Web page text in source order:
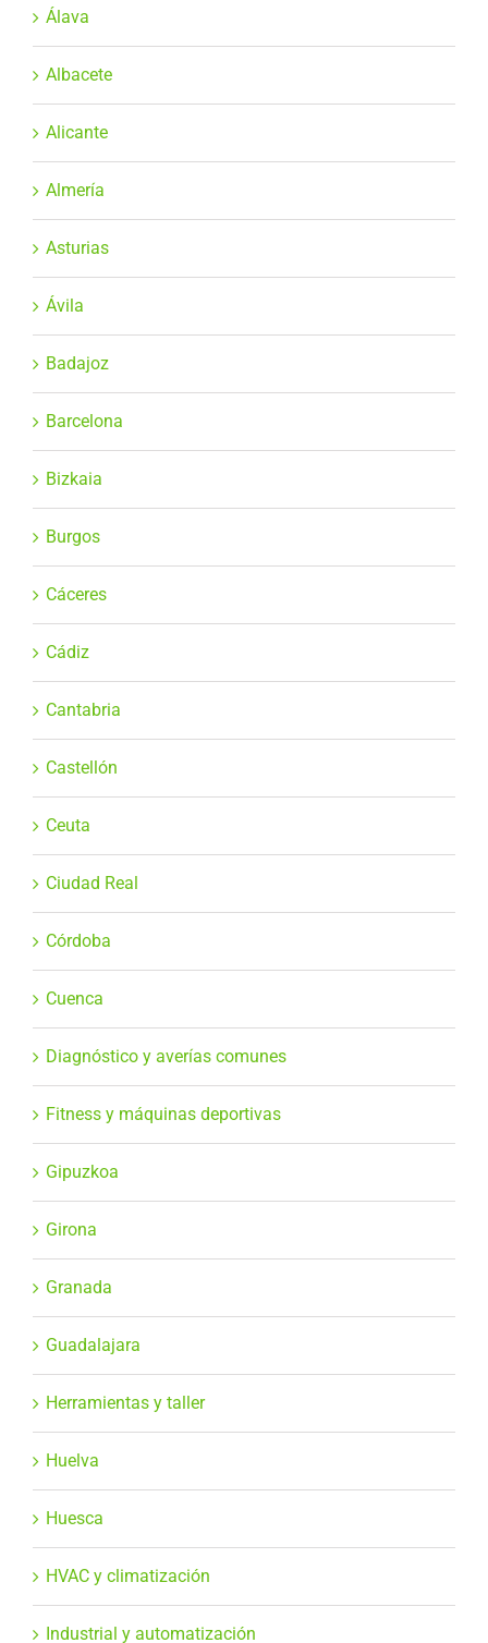
Álava
Albacete
Alicante
Almería
Asturias
Ávila
Badajoz
Barcelona
Bizkaia
Burgos
Cáceres
Cádiz
Cantabria
Castellón
Ceuta
Ciudad Real
Córdoba
Cuenca
Diagnóstico y averías comunes
Fitness y máquinas deportivas
Gipuzkoa
Girona
Granada
Guadalajara
Herramientas y taller
Huelva
Huesca
HVAC y climatización
Industrial y automatización